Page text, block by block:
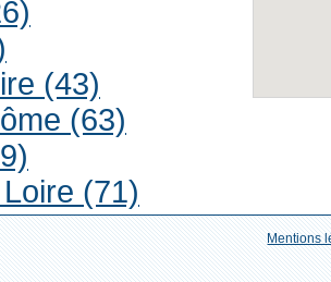
(43)
(63)
(71)
Mentions